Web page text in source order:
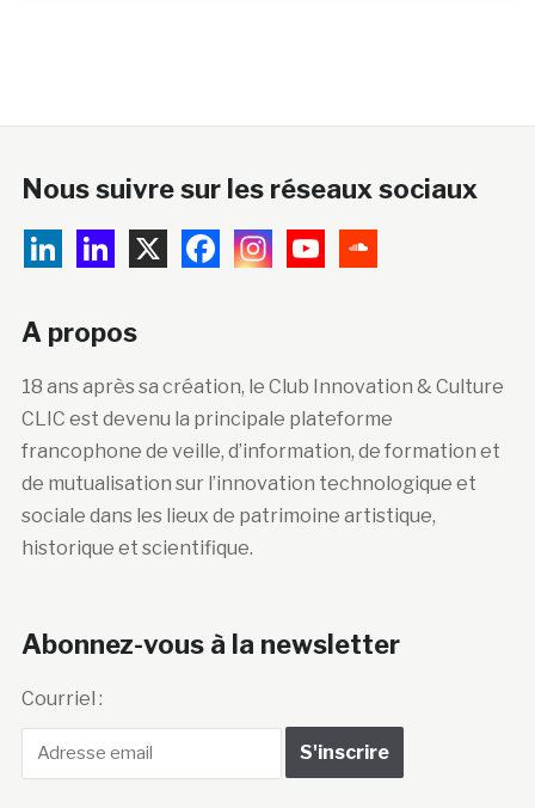
Nous suivre sur les réseaux sociaux
A propos
18 ans après sa création, le Club Innovation & Culture
CLIC est devenu la principale plateforme
francophone de veille, d’information, de formation et
de mutualisation sur l’innovation technologique et
sociale dans les lieux de patrimoine artistique,
historique et scientifique.
Abonnez-vous à la newsletter
Courriel :